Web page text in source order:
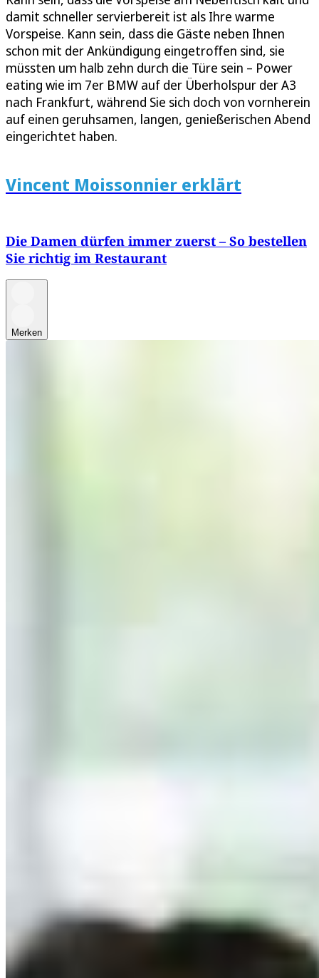
damit schneller servierbereit ist als Ihre warme
Vorspeise. Kann sein, dass die Gäste neben Ihnen
schon mit der Ankündigung eingetroffen sind, sie
müssten um halb zehn durch die Türe sein – Power
eating wie im 7er BMW auf der Überholspur der A3
nach Frankfurt, während Sie sich doch von vornherein
auf einen geruhsamen, langen, genießerischen Abend
eingerichtet haben.
Vincent Moissonnier erklärt
Die Damen dürfen immer zuerst – So bestellen
Sie richtig im Restaurant
Merken